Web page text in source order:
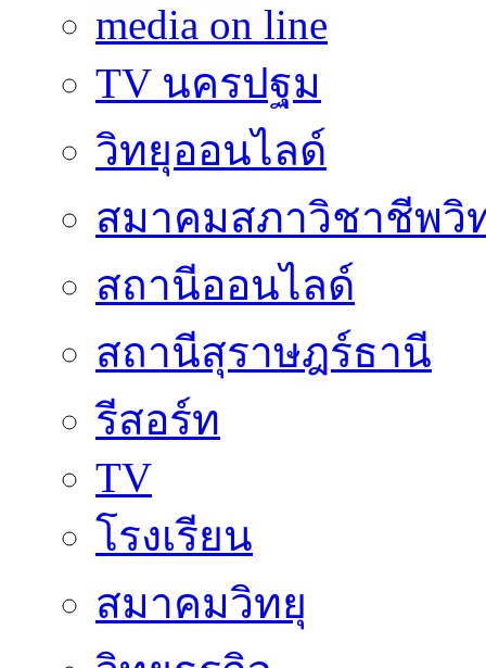
media on line
TV นครปฐม
วิทยุออนไลด์
สมาคมสภาวิชาชีพวิ
สถานีออนไลด์
สถานีสุราษฎร์ธานี
รีสอร์ท
TV
โรงเรียน
สมาคมวิทยุ